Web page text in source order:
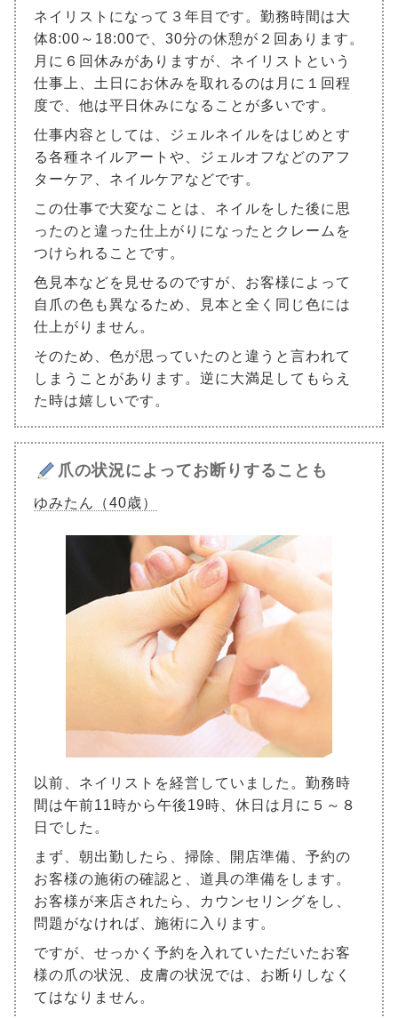
ネイリストになって３年目です。勤務時間は大
体8:00～18:00で、30分の休憩が２回あります。
月に６回休みがありますが、ネイリストという
仕事上、土日にお休みを取れるのは月に１回程
度で、他は平日休みになることが多いです。
仕事内容としては、ジェルネイルをはじめとす
る各種ネイルアートや、ジェルオフなどのアフ
ターケア、ネイルケアなどです。
この仕事で大変なことは、ネイルをした後に思
ったのと違った仕上がりになったとクレームを
つけられることです。
色見本などを見せるのですが、お客様によって
自爪の色も異なるため、見本と全く同じ色には
仕上がりません。
そのため、色が思っていたのと違うと言われて
しまうことがあります。逆に大満足してもらえ
た時は嬉しいです。
爪の状況によってお断りすることも
ゆみたん（40歳）
以前、ネイリストを経営していました。勤務時
間は午前11時から午後19時、休日は月に５～８
日でした。
まず、朝出勤したら、掃除、開店準備、予約の
お客様の施術の確認と、道具の準備をします。
お客様が来店されたら、カウンセリングをし、
問題がなければ、施術に入ります。
ですが、せっかく予約を入れていただいたお客
様の爪の状況、皮膚の状況では、お断りしなく
てはなりません。